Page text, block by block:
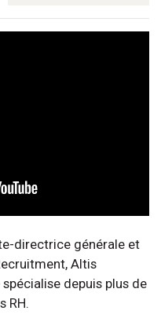
directrice générale et
Altis
depuis plus de
RH.